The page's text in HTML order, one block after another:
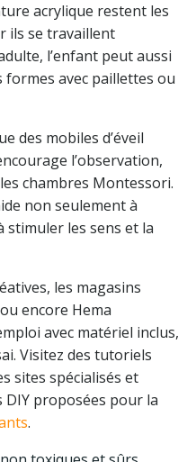
acrylique restent les
ils se travaillent
l’enfant peut aussi
avec paillettes ou
des mobiles d’éveil
l’observation,
chambres Montessori.
non seulement à
stimuler les sens et la
les magasins
encore Hema
avec matériel inclus,
Visitez des tutoriels
sites spécialisés et
DIY proposées pour la
.